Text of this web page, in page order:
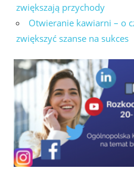
zwiększają przychody
Otwieranie kawiarni – o
zwiększyć szanse na sukces